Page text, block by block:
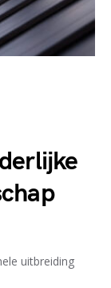
uitbreiding